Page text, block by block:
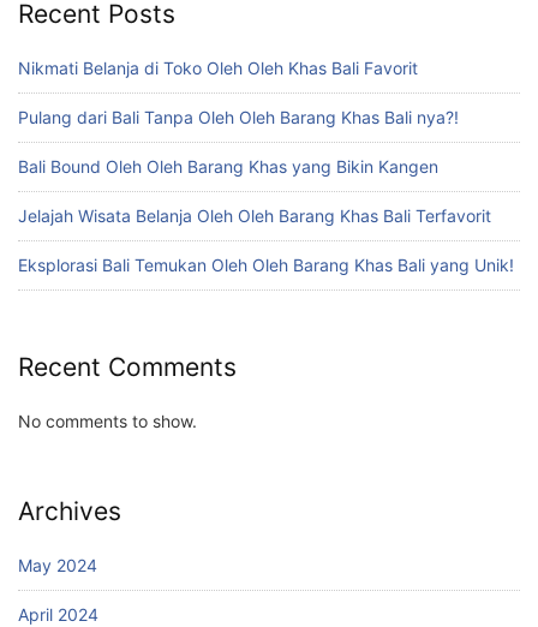
Recent Posts
Nikmati Belanja di Toko Oleh Oleh Khas Bali Favorit
Pulang dari Bali Tanpa Oleh Oleh Barang Khas Bali nya?!
Bali Bound Oleh Oleh Barang Khas yang Bikin Kangen
Jelajah Wisata Belanja Oleh Oleh Barang Khas Bali Terfavorit
Eksplorasi Bali Temukan Oleh Oleh Barang Khas Bali yang Unik!
Recent Comments
No comments to show.
Archives
May 2024
April 2024